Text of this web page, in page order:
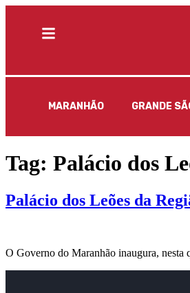
MARANHÃO GRANDE
Tag: Palácio dos
Palácio dos Leões da
O Governo do Maranhão inaugura, nesta